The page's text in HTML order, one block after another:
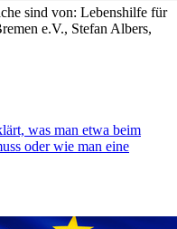
sind von: Lebenshilfe für
e.V., Stefan Albers,
was man etwa beim
oder wie man eine